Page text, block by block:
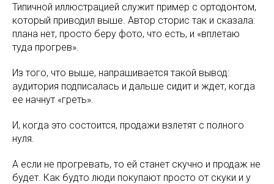
Типичной иллюстрацией служит пример с ортодонтом,
который приводил выше. Автор сторис так и сказала:
плана нет, просто беру фото, что есть, и «вплетаю
туда прогрев».
Из того, что выше, напрашивается такой вывод:
аудитория подписалась и дальше сидит и ждет, когда
ее начнут «греть».
И, когда это состоится, продажи взлетят с полного
нуля.
А если не прогревать, то ей станет скучно и продаж не
будет. Как будто люди покупают просто от скуки и у